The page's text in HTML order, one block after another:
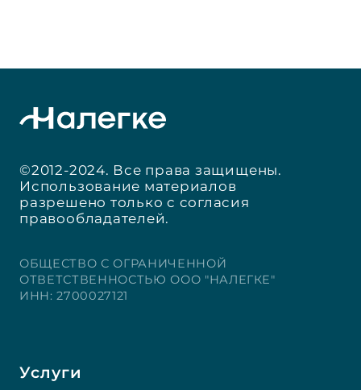
©2012-2024. Все права защищены.
Использование материалов
разрешено только с согласия
правообладателей.
ОБЩЕСТВО С ОГРАНИЧЕННОЙ
ОТВЕТСТВЕННОСТЬЮ ООО "НАЛЕГКЕ"
ИНН: 2700027121
Услуги